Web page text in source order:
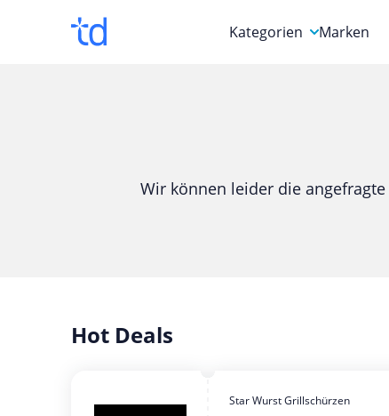
Kategorien
Computer & Elektronik
Marken
Wir können leider die
Hot Deals
Star Wurst Grillschürzen